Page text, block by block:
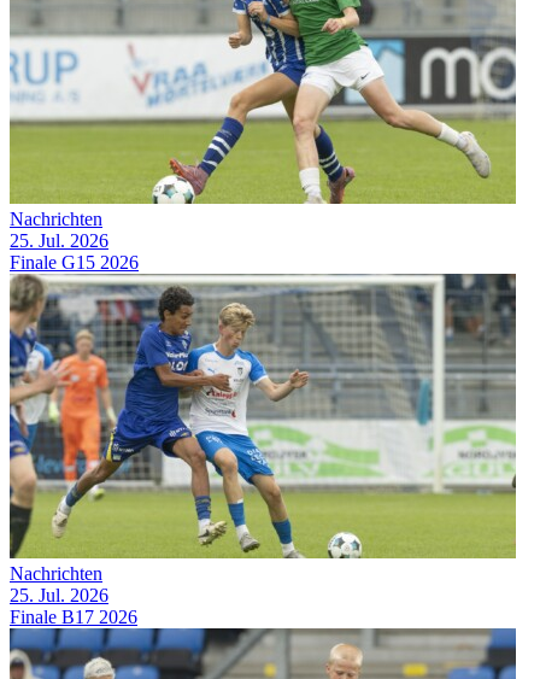
Nachrichten
25. Jul. 2026
Finale G15 2026
Nachrichten
25. Jul. 2026
Finale B17 2026